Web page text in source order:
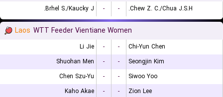
Brhel S./Kaucky J. - - Chew Z. C./Chua J.S.H.
Laos WTT Feeder Vientiane Women
Li Jie - -
Chi-Yun Chen
Shuohan Men
- -
Seongjin Kim
Chen Szu-Yu
- -
Siwoo Yoo
Kaho Akae
- -
Zion Lee